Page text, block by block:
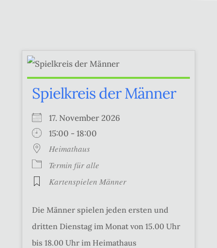
Spielkreis der Männer
17. November 2026
15:00 - 18:00
Heimathaus
Termin für alle
Kartenspielen Männer
Die Männer spielen jeden ersten und
dritten Dienstag im Monat von 15.00 Uhr
bis 18.00 Uhr im Heimathaus